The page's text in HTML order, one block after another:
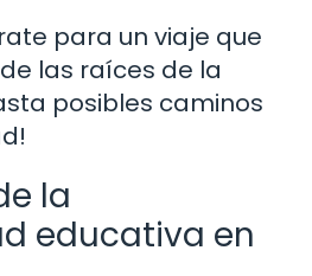
para un viaje que
las raíces de la
posibles caminos
la
educativa en